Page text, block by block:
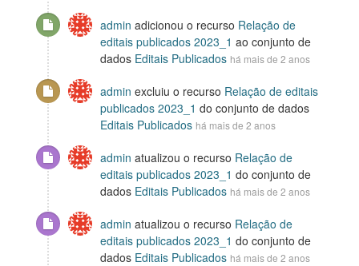
admin adicionou o recurso Relação de
editais publicados 2023_1 ao conjunto de
dados Editais Publicados há mais de 2 anos
admin excluiu o recurso Relação de editais
publicados 2023_1 do conjunto de dados
Editais Publicados há mais de 2 anos
admin atualizou o recurso Relação de
editais publicados 2023_1 do conjunto de
dados Editais Publicados há mais de 2 anos
admin atualizou o recurso Relação de
editais publicados 2023_1 do conjunto de
dados Editais Publicados há mais de 2 anos